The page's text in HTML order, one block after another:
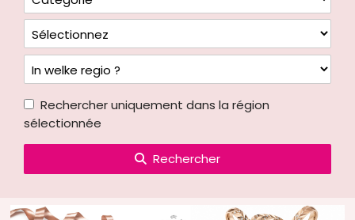
Rechercher uniquement dans la région
sélectionnée
Rechercher